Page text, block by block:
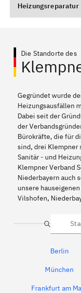
Heizungsreparatur
Die Standorte des
Gegründet wurde
Heizungsausfällen
Dabei seit der
der
Bürokräfte, die für
sind, drei Klempner
Sanitär - und
Klempner Verband
Niederbayern auch
unsere
Vilshofen,
Suche
Berlin
München
Frankfurt am